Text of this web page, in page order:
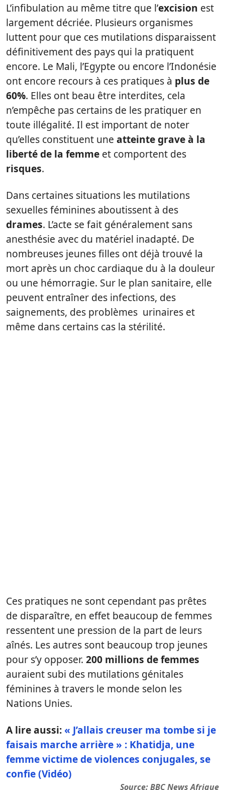
L’infibulation au même titre que l’excision est
largement décriée. Plusieurs organismes
luttent pour que ces mutilations disparaissent
définitivement des pays qui la pratiquent
encore. Le Mali, l’Egypte ou encore l’Indonésie
ont encore recours à ces pratiques à plus de
60%. Elles ont beau être interdites, cela
n’empêche pas certains de les pratiquer en
toute illégalité. Il est important de noter
qu’elles constituent une atteinte grave à la
liberté de la femme et comportent des
risques.
Dans certaines situations les mutilations
sexuelles féminines aboutissent à des
drames. L’acte se fait généralement sans
anesthésie avec du matériel inadapté. De
nombreuses jeunes filles ont déjà trouvé la
mort après un choc cardiaque du à la douleur
ou une hémorragie. Sur le plan sanitaire, elle
peuvent entraîner des infections, des
saignements, des problèmes urinaires et
même dans certains cas la stérilité.
Ces pratiques ne sont cependant pas prêtes
de disparaître, en effet beaucoup de femmes
ressentent une pression de la part de leurs
aînés. Les autres sont beaucoup trop jeunes
pour s’y opposer. 200 millions de femmes
auraient subi des mutilations génitales
féminines à travers le monde selon les
Nations Unies.
A lire aussi:« J’allais creuser ma tombe si je
faisais marche arrière » : Khatidja, une
femme victime de violences conjugales, se
confie (Vidéo)
Source: BBC News Afrique